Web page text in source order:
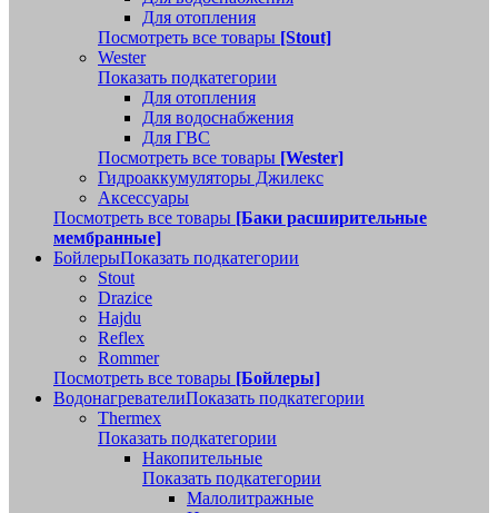
Для отопления
Посмотреть все товары [Stout]
Wester
Показать подкатегории
Для отопления
Для водоснабжения
Для ГВС
Посмотреть все товары [Wester]
Гидроаккумуляторы Джилекс
Аксессуары
Посмотреть все товары [Баки расширительные
мембранные]
БойлерыПоказать подкатегории
Stout
Drazice
Hajdu
Reflex
Rommer
Посмотреть все товары [Бойлеры]
ВодонагревателиПоказать подкатегории
Thermex
Показать подкатегории
Накопительные
Показать подкатегории
Малолитражные